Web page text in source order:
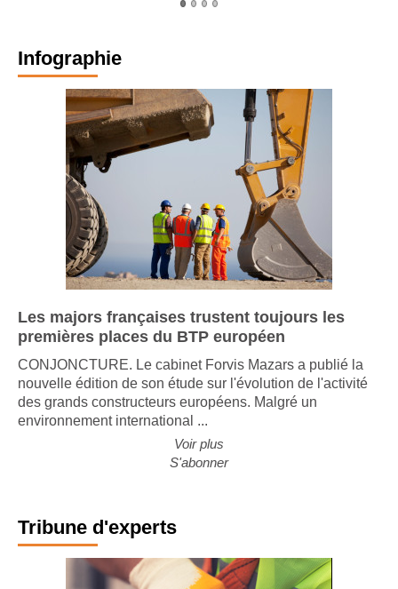
Infographie
Les majors françaises trustent toujours les
premières places du BTP européen
CONJONCTURE. Le cabinet Forvis Mazars a publié la
nouvelle édition de son étude sur l'évolution de l'activité
des grands constructeurs européens. Malgré un
Voir plus
Tribune d'experts